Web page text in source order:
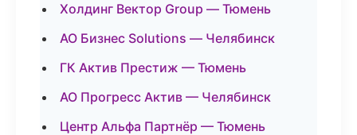
Холдинг Вектор Group — Тюмень
АО Бизнес Solutions — Челябинск
ГК Актив Престиж — Тюмень
АО Прогресс Актив — Челябинск
Центр Альфа Партнёр — Тюмень